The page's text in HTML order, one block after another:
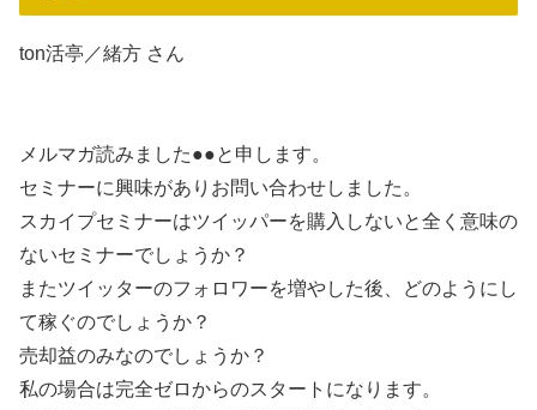
ton活亭／緒方 さん
メルマガ読みました●●と申します。
セミナーに興味がありお問い合わせしました。
スカイプセミナーはツイッパーを購入しないと全く意味の
ないセミナーでしょうか？
またツイッターのフォロワーを増やした後、どのようにし
て稼ぐのでしょうか？
売却益のみなのでしょうか？
私の場合は完全ゼロからのスタートになります。